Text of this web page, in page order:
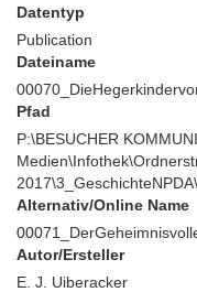
Datentyp
Publication
Dateiname
Pfad
P:\BESUCHER KOMMUNIKATION\Interaktive
Alternativ/Online Name
Autor/Ersteller
E. J. Uiberacker